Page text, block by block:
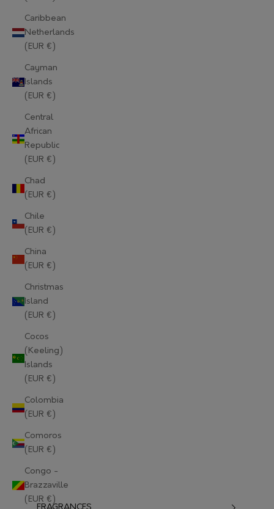
Caribbean
Netherlands
(EUR €)
Cayman
Islands
(EUR €)
Central
African
Republic
(EUR €)
Chad
(EUR €)
Chile
(EUR €)
China
(EUR €)
Christmas
Island
(EUR €)
Cocos
(Keeling)
Islands
(EUR €)
Colombia
(EUR €)
Comoros
(EUR €)
Congo -
Brazzaville
(EUR €)